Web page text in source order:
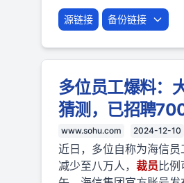
源链接 备份链接
多位员工爆料：
猜测，已招聘
www.sohu.com 2024-12-10
近日，多位自称为海信
减少至八万人， 裁员 比